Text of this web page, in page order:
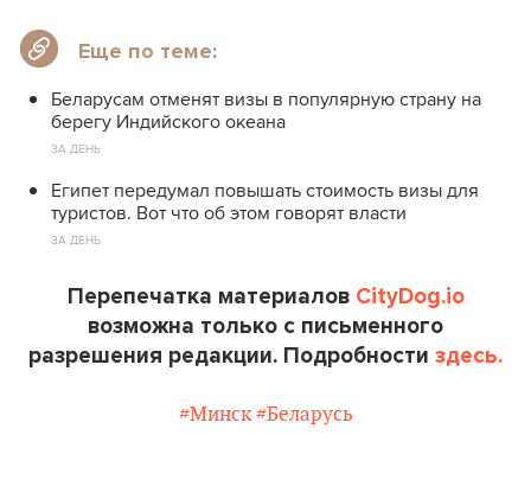
Еще по теме:
Беларусам отменят визы в популярную страну на
берегу Индийского океана
ЗА ДЕНЬ
Египет передумал повышать стоимость визы для
туристов. Вот что об этом говорят власти
ЗА ДЕНЬ
Перепечатка материалов CityDog.io
возможна только с письменного
разрешения редакции. Подробности здесь.
#Минск #Беларусь